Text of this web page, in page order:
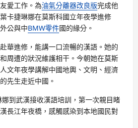
愛工作。為油氣分離器改良版完成他
卡捷琳娜在莫斯科國立年夜學進修
公與中BMW零件國的緣分。
華進修，能講一口流暢的漢語。她的
周遭的狀況維護相干。今朝她在莫斯
文年夜學講解中國地輿、文明、經濟
先生走近中國。
到武漢接收漢語培訓，第一次親目睹
長江年夜橋，感觸感染到本地國民對